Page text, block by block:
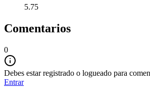
5.75
Comentarios
0
Debes estar registrado o logueado para
Entrar